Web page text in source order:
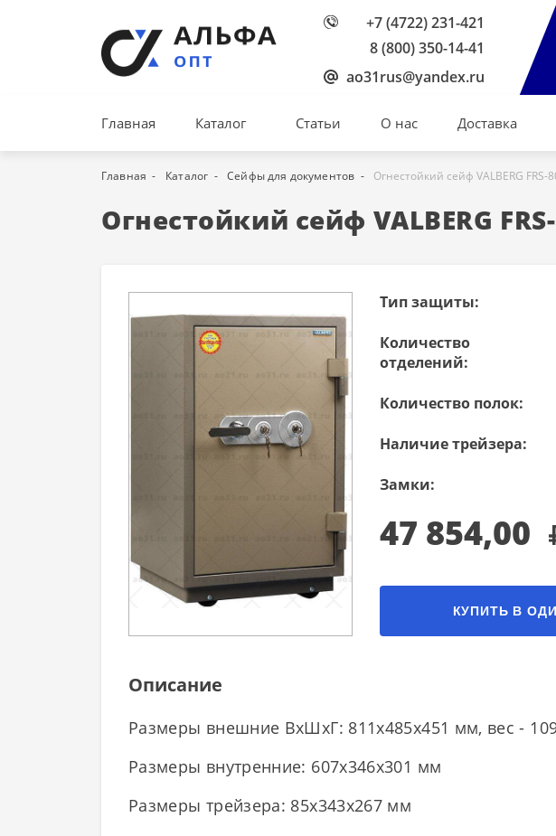
+7 (4722) 231-421
8 (800) 350-14-41
ao31rus@yandex.ru
Главная Каталог Статьи О нас Доставка
Главная Каталог Сейфы для документов Огнестойкий сейф VALBERG FRS-
Огнестойкий сейф VALBERG
Тип защиты:
Количество
отделений:
Количество полок:
Наличие трейзера:
Замки:
47 854,00
КУПИТЬ В
Описание
Размеры внешние ВхШхГ: 811x485x451 мм, вес -
Размеры внутренние: 607x346x301 мм
Размеры трейзера: 85х343х267 мм